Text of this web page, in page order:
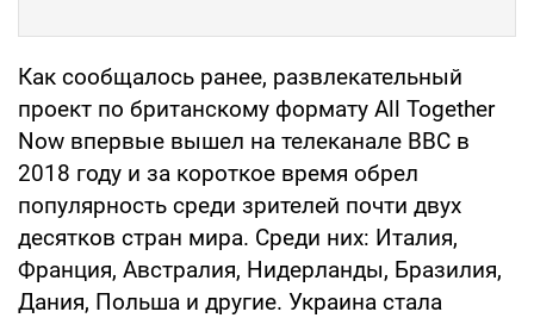
Как сообщалось ранее, развлекательный
проект по британскому формату All Together
Now впервые вышел на телеканале BBC в
2018 году и за короткое время обрел
популярность среди зрителей почти двух
десятков стран мира. Среди них: Италия,
Франция, Австралия, Нидерланды, Бразилия,
Дания, Польша и другие. Украина стала